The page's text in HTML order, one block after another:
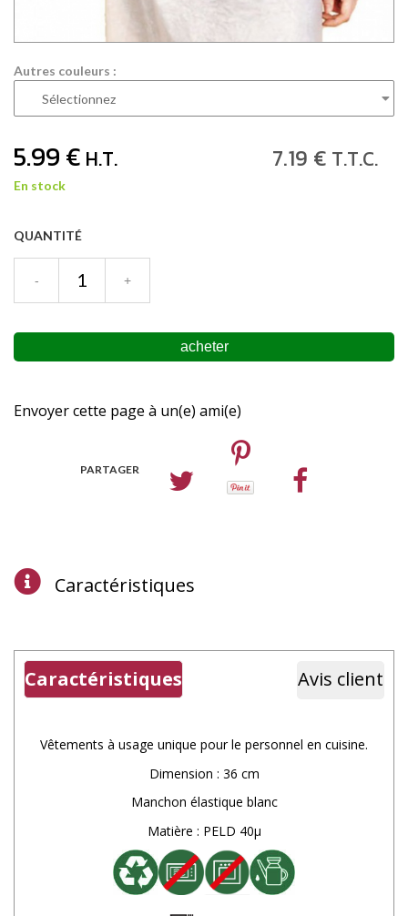
Autres couleurs :
5.99€ H.T. 7.19 € T.T.C.
En stock
QUANTITÉ
Envoyer cette page à un(e) ami(e)
PARTAGER
Caractéristiques
Caractéristiques Avis client
Vêtements à usage unique pour le personnel en cuisine.
Dimension : 36 cm
Manchon élastique blanc
Matière : PELD 40µ